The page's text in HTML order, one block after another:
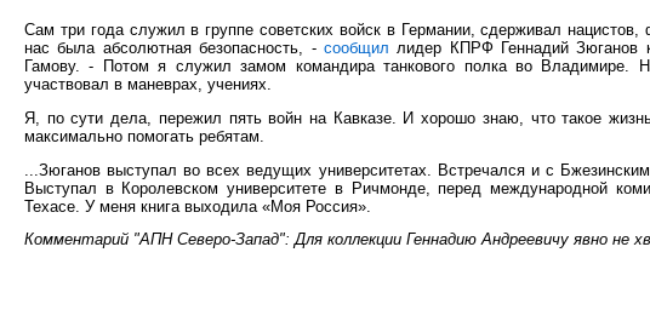
Сам три года служил в группе советских войск в Германии, сдерживал
нас была абсолютная безопасность, - сообщил лидер КПРФ Геннадий Зюганов
Гамову. - Потом я служил замом командира танкового полка во Владимире.
участвовал в маневрах, учениях.
Я, по сути дела, пережил пять войн на Кавказе. И хорошо знаю, что такое
максимально помогать ребятам.
...Зюганов выступал во всех ведущих университетах. Встречался и с
Выступал в Королевском университете в Ричмонде, перед международной
Техасе. У меня книга выходила «Моя Россия».
Комментарий "АПН Северо-Запад": Для коллекции Геннадию Андреевичу явно не